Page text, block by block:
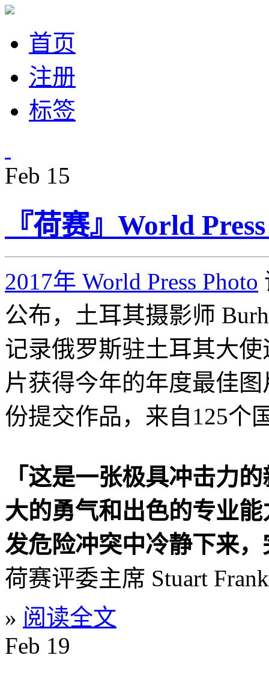
首页
注册
标签
Feb 15
『荷赛』World
2017年 World Press Photo
公布，土耳其摄影师
记录俄罗斯驻土耳其大
片获得今年的年度最佳
份提交作品，来自125个
「这是一张极具冲击力
大的勇气和出色的专业
发危险冲突中冷静下来
荷赛评委主席 Stuart
» 阅读全文
Feb 19